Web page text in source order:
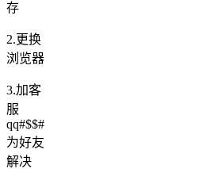
存
2.更换
浏览器
3.加客
服
qq#$$#
为好友
解决